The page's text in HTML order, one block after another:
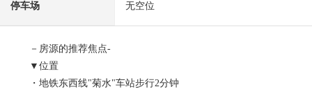
停车场 无空位
－房源的推荐焦点-
▼位置
・地铁东西线"菊水"车站步行2分钟